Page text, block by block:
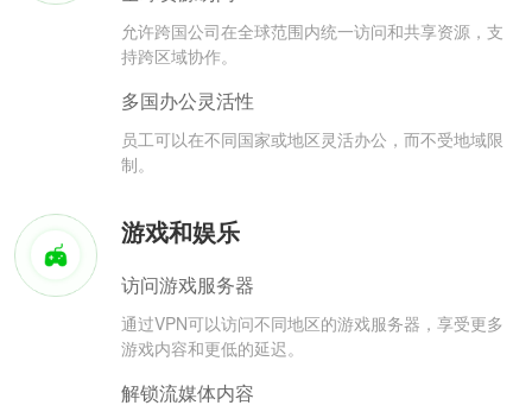
允许跨国公司在全球范围内统一访问和共享资源，支
持跨区域协作。
多国办公灵活性
员工可以在不同国家或地区灵活办公，而不受地域限
制。
游戏和娱乐
访问游戏服务器
通过VPN可以访问不同地区的游戏服务器，享受更多
游戏内容和更低的延迟。
解锁流媒体内容